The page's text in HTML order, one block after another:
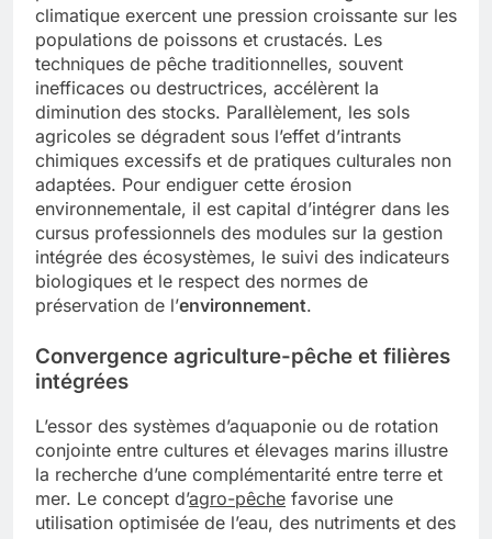
climatique exercent une pression croissante sur les
populations de poissons et crustacés. Les
techniques de pêche traditionnelles, souvent
inefficaces ou destructrices, accélèrent la
diminution des stocks. Parallèlement, les sols
agricoles se dégradent sous l’effet d’intrants
chimiques excessifs et de pratiques culturales non
adaptées. Pour endiguer cette érosion
environnementale, il est capital d’intégrer dans les
cursus professionnels des modules sur la gestion
intégrée des écosystèmes, le suivi des indicateurs
biologiques et le respect des normes de
préservation de l’environnement.
Convergence agriculture-pêche et filières
intégrées
L’essor des systèmes d’aquaponie ou de rotation
conjointe entre cultures et élevages marins illustre
la recherche d’une complémentarité entre terre et
mer. Le concept d’agro-pêche favorise une
utilisation optimisée de l’eau, des nutriments et des